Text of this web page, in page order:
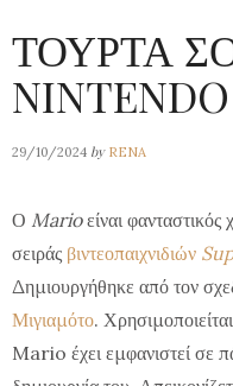
ΤΟΥΡΤΑ
29/10/2024 by RENA
Ο Marioείναι
σειράς βιντεοπαιχνιδιών
Δημιουργήθηκε από τον
Μιγιαμότο.
Mario έχει εμφανιστεί σε